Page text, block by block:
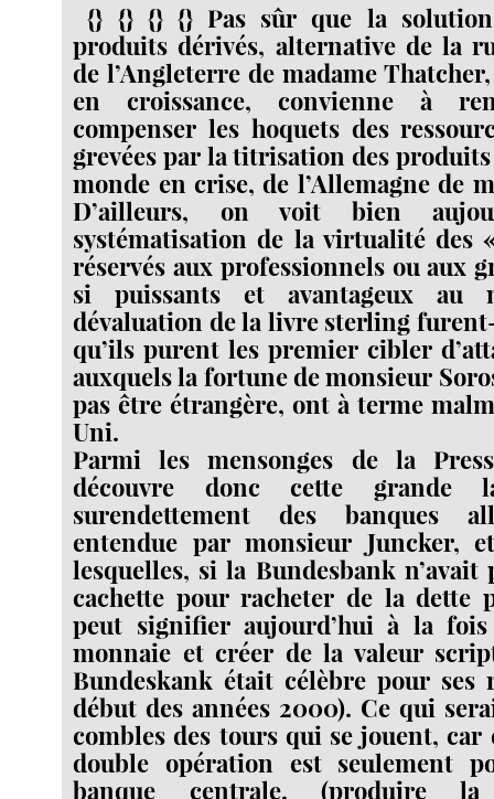
{} {} {} {} Pas sûr que la
produits dérivés, alternative de la
de l’Angleterre de madame
en croissance, convienne à
compenser les hoquets des
grevées par la titrisation des
monde en crise, de l’Allemagne de
D’ailleurs, on voit bien
systématisation de la virtualité des
réservés aux professionnels ou aux
si puissants et avantageux au
dévaluation de la livre sterling
qu’ils purent les premier cibler
auxquels la fortune de monsieur
pas être étrangère, ont à terme
Uni.
Parmi les mensonges de la
découvre donc cette grande
surendettement des banques
entendue par monsieur Juncker,
lesquelles, si la Bundesbank n’avait
cachette pour racheter de la dette
peut signifier aujourd’hui à la
monnaie et créer de la valeur
Bundeskank était célèbre pour ses
début des années 2000). Ce qui
combles des tours qui se jouent, car
double opération est seulement
banque centrale, (produire